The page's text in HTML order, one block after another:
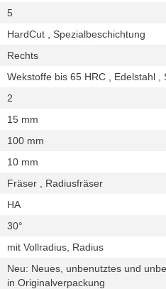
5
HardCut , Spezialbeschichtung
Rechts
Wekstoffe bis 65 HRC , Edelstahl ,
2
15 mm
100 mm
10 mm
Fräser , Radiusfräser
HA
30°
mit Vollradius, Radius
Neu: Neues, unbenutztes und
in Originalverpackung